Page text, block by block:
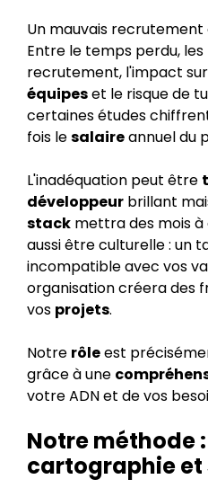
Un mauvais
Entre le temps perdu, les
recrutement, l'impact
équipeset le risque de
certaines études
fois lesalaireannuel du
L'inadéquation peut être
développeur brillant
stack mettra des mois
aussi être culturelle : un
incompatible avec vos
organisation créera des
vos projets.
Notre rôleest
grâce à une
votre ADN et de vos
Notre méthode
cartographie